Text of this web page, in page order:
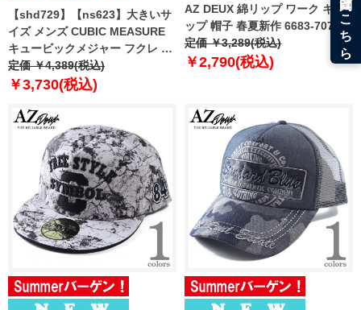
【shd729】【ns623】大きいサ
イズ メンズ CUBIC MEASURE
キュービックメジャー フクレ エ
ンボス 迷彩柄 ショーツ ショート
パンツ ハーフパンツ 春夏新作
定価 ￥4,389(税込)
￥3,730(税込)
AZ DEUX 綿リップ ワーク キャ
ップ 帽子 春夏新作 6683-707z
定価 ￥3,289(税込)
￥2,790(税込)